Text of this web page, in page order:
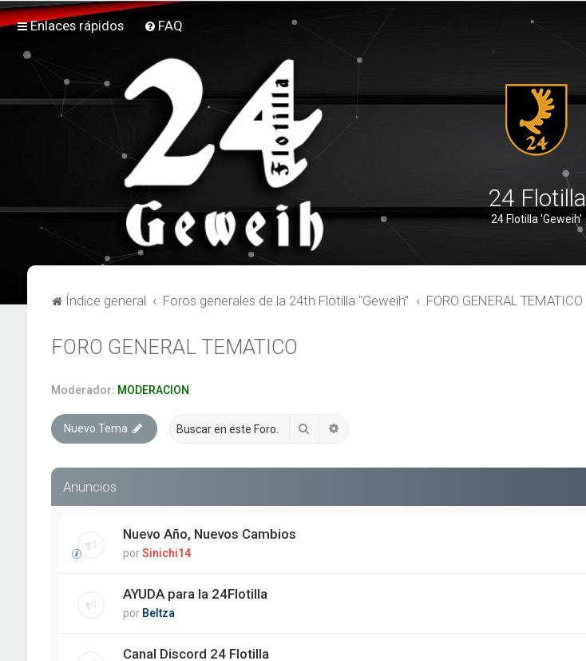
Enlaces rápidos FAQ
24 Flotilla
24 Flotilla 'Geweih'
Índice general Foros generales de la 24th Flotilla "Geweih" FORO GENERAL TEMATICO
FORO GENERAL TEMATICO
Moderador: MODERACION
Nuevo Tema Buscar
Anuncios
Nuevo Año, Nuevos Cambios
porSinichi14
AYUDA para la 24Flotilla
por Beltza
Canal Discord 24 Flotilla